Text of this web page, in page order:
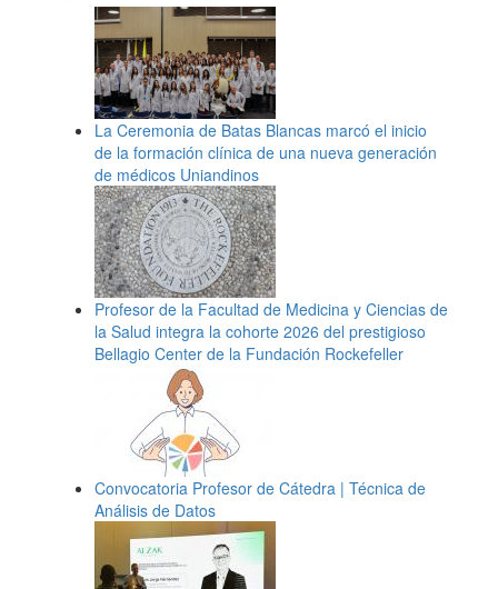
La Ceremonia de Batas Blancas marcó el inicio
de la formación clínica de una nueva generación
de médicos Uniandinos
Profesor de la Facultad de Medicina y Ciencias de
la Salud integra la cohorte 2026 del prestigioso
Bellagio Center de la Fundación Rockefeller
Convocatoria Profesor de Cátedra | Técnica de
Análisis de Datos